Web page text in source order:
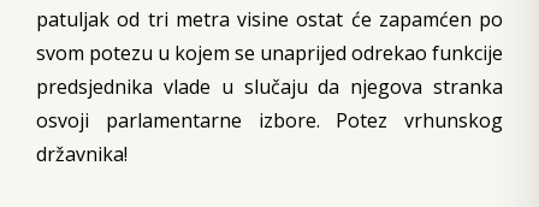
patuljak od tri metra visine ostat će zapamćen po
svom potezu u kojem se unaprijed odrekao funkcije
predsjednika vlade u slučaju da njegova stranka
osvoji parlamentarne izbore. Potez vrhunskog
državnika!